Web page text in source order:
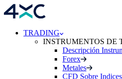
TRADING
INSTRUMENTOS DE
Descripción
Forex
Metales
CFD Sobre